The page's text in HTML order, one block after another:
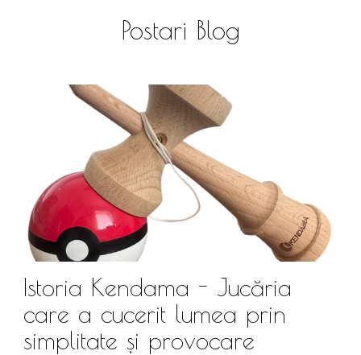
Postari Blog
Istoria Kendama - Jucăria
care a cucerit lumea prin
simplitate și provocare